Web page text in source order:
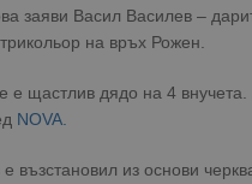
заяви Васил Василев –
на връх Рожен.
е щастлив дядо на 4 внучета. „
NOVA.
възстановил из основи